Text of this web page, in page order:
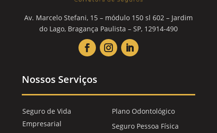
Av. Marcelo Stefani, 15 – módulo 150 sl 602 – Jardim
do Lago, Bragança Paulista – SP, 12914-490
Nossos Serviços
Seguro de Vida
Empresarial
Plano Odontológico
Seguro Pessoa Física